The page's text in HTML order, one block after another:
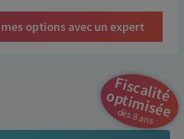
mes options avec un expert
F
is
c
a
lit
é o
p
t
im
is
é
e
dès 8 ans